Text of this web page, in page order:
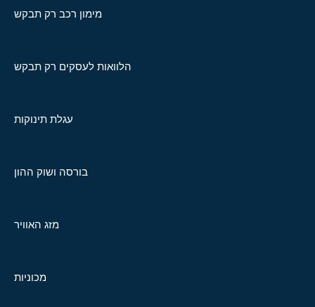
מימון רכב רק תבקש
הלוואות לעסקים רק תבקש
עגלת תינוקות
בורסה ושוק ההון
מזג האוויר
מכוניות